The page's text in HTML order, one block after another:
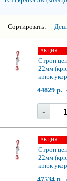
Сортировать:
АКЦИЯ
Строп
22мм
крюк
44829 р.
-
АКЦИЯ
Строп
22мм
крюк
47534 р.